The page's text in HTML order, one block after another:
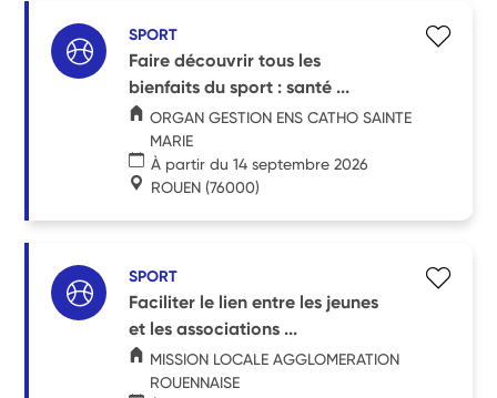
SPORT
Faire découvrir tous les
bienfaits du sport : santé ...
ORGAN GESTION ENS CATHO SAINTE
MARIE
À partir du 14 septembre 2026
ROUEN (76000)
SPORT
Faciliter le lien entre les jeunes
et les associations ...
MISSION LOCALE AGGLOMERATION
ROUENNAISE